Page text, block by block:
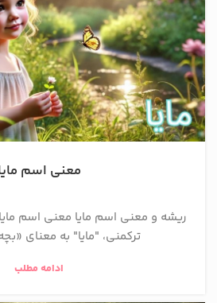
معنی اسم
ریشه و معنی اسم مایا معنی اسم
ترکمنی، "مایا" به معنای
ادامه مطلب